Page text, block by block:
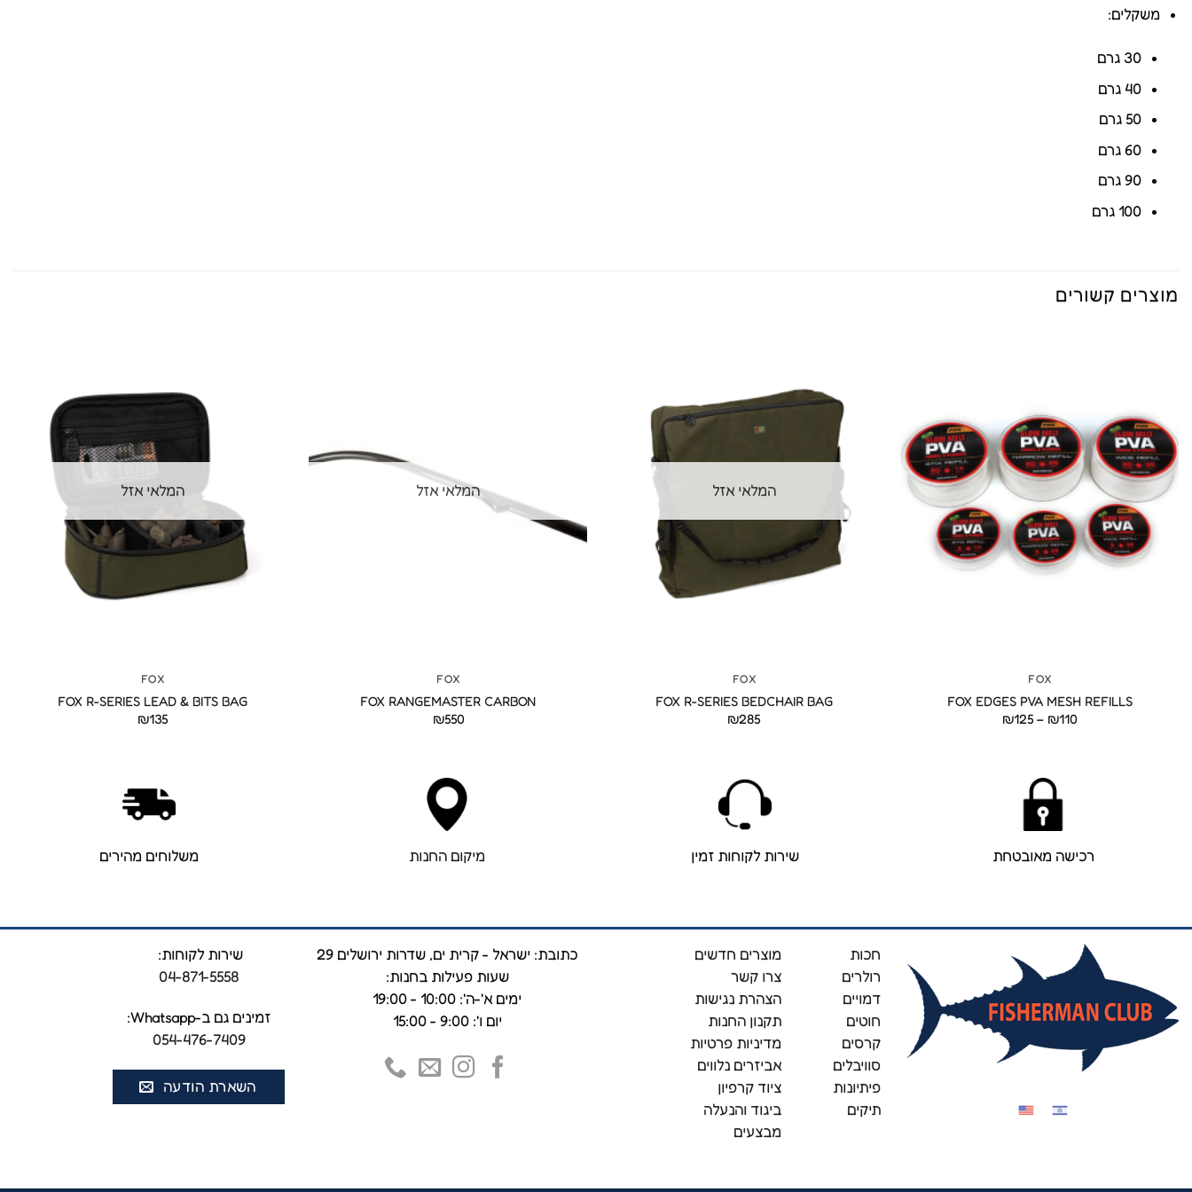
משקלים:
30 גרם
40 גרם
50 גרם
60 גרם
90 גרם
100 גרם
מוצרים קשורים
FOX
FOX EDGES PVA MESH REFILLS
₪110
–
₪125
טווח
המלאי אזל
FOX
FOX R-SERIES BEDCHAIR BAG
₪285
המלאי אזל
FOX
FOX RANGEMASTER CARBON
₪550
המלאי אזל
FOX
FOX R-SERIES LEAD & BITS BAG
₪135
רכישה מאובטחת שירות לקוחות זמין מיקום החנות משלוחים מהירים
חכות
רולרים
דמויים
חוטים
קרסים
סוויבלים
פיתיונות
תיקים
מוצרים חדשים
צרו קשר
הצהרת נגישות
תקנון החנות
מדיניות פרטיות
אביזרים נלווים
ציוד קרפיון
ביגוד והנעלה
מבצעים
כתובת: ישראל - קרית ים, שדרות ירושלים 29
שעות פעילות בחנות:
ימים א'-ה': 10:00 - 19:00
יום ו': 9:00 - 15:00
שירות לקוחות:
04-871-5558
זמינים גם ב-Whatsapp:
54-476-7409
‎0
השארת הודעה